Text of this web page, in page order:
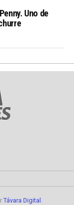
Uno de
Távara Digital .